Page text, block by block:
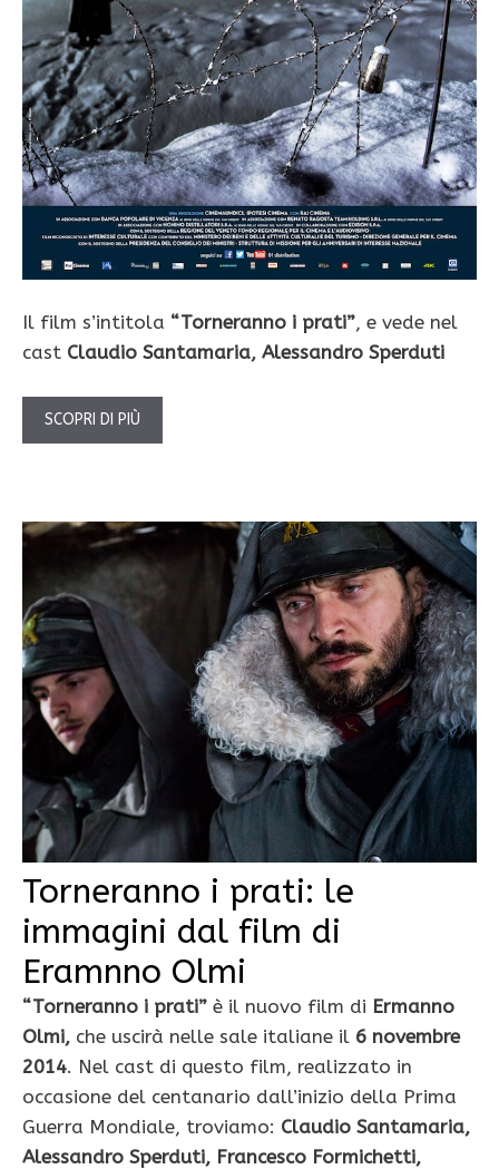
Il film s’intitola “Torneranno i prati”, e vede nel
cast Claudio Santamaria, Alessandro Sperduti
SCOPRI DI PIÙ
Torneranno i prati: le
immagini dal film di
Eramnno Olmi
“Torneranno i prati” è il nuovo film di Ermanno
Olmi, che uscirà nelle sale italiane il 6 novembre
2014. Nel cast di questo film, realizzato in
occasione del centanario dall’inizio della Prima
Guerra Mondiale, troviamo: Claudio Santamaria,
Alessandro Sperduti, Francesco Formichetti,